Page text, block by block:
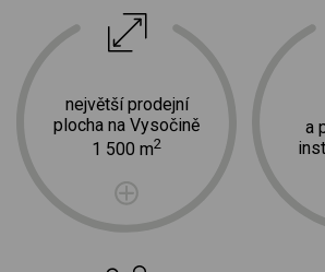
největší prodejní
plocha na Vysočině
1 500 m2
a